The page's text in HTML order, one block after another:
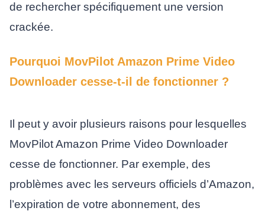
de rechercher spécifiquement une version
crackée.
Pourquoi MovPilot Amazon Prime Video
Downloader cesse-t-il de fonctionner ?
Il peut y avoir plusieurs raisons pour lesquelles
MovPilot Amazon Prime Video Downloader
cesse de fonctionner. Par exemple, des
problèmes avec les serveurs officiels d’Amazon,
l’expiration de votre abonnement, des